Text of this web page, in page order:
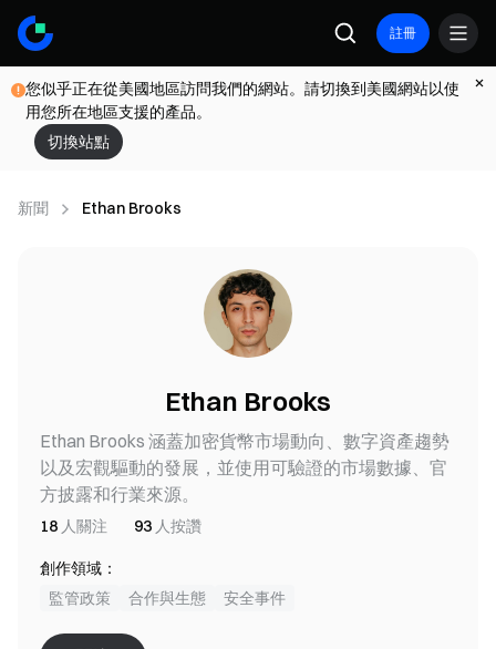
註冊
您似乎正在從美國地區訪問我們的網站。請切換到美國網站以使
用您所在地區支援的產品。
切換站點
新聞 Ethan Brooks
Ethan Brooks
Ethan Brooks 涵蓋加密貨幣市場動向、數字資產趨勢
以及宏觀驅動的發展，並使用可驗證的市場數據、官
方披露和行業來源。
18 人關注 93 人按讚
創作領域：
監管政策
合作與生態 安全事件